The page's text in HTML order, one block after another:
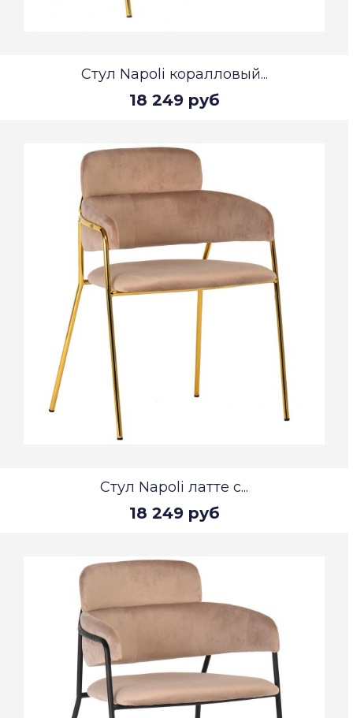
Стул Napoli коралловый...
18 249 руб
Стул Napoli латте с...
18 249 руб